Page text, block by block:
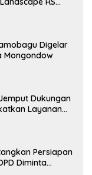
Digelar
Mongondow
Dukungan
Layanan
Persiapan
Diminta